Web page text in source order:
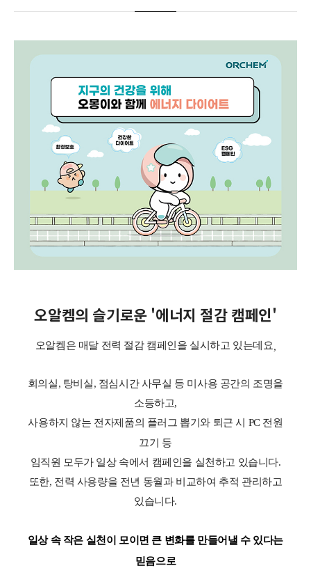
오알켐의 슬기로운 '에너지 절감 캠페인'
오알켐은 매달 전력 절감 캠페인을 실시하고 있는데요,
회의실, 탕비실, 점심시간 사무실 등 미사용 공간의 조명을
소등하고,
사용하지 않는 전자제품의 플러그 뽑기와 퇴근 시 PC 전원
끄기 등
임직원 모두가 일상 속에서 캠페인을 실천하고 있습니다.
또한, 전력 사용량을 전년 동월과 비교하여 추적 관리하고
있습니다.
일상 속 작은 실천이 모이면 큰 변화를 만들어낼 수 있다는
믿음으로